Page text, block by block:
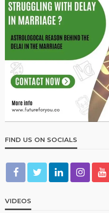
FIND US ON SOCIALS
VIDEOS